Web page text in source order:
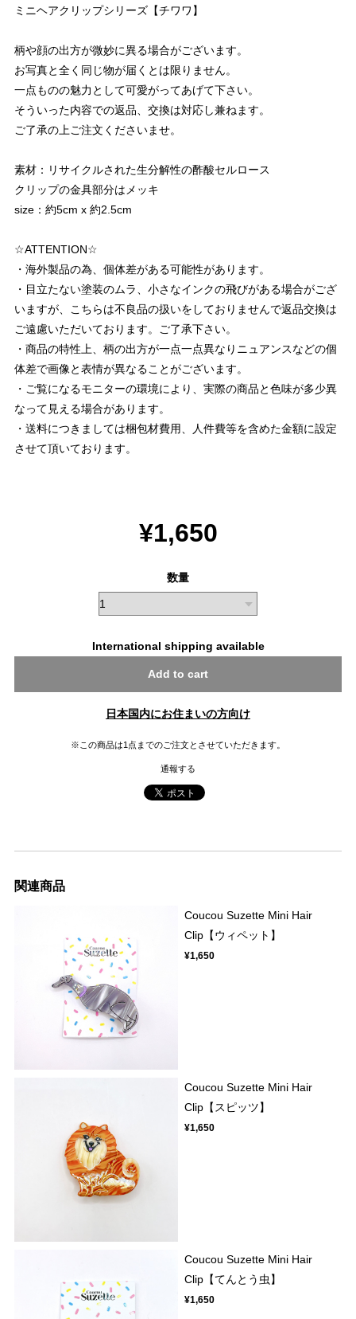
ミニヘアクリップシリーズ【チワワ】
柄や顔の出方が微妙に異る場合がございます。
お写真と全く同じ物が届くとは限りません。
一点ものの魅力として可愛がってあげて下さい。
そういった内容での返品、交換は対応し兼ねます。
ご了承の上ご注文くださいませ。
素材：リサイクルされた生分解性の酢酸セルロース
クリップの金具部分はメッキ
size：約5cm x 約2.5cm
☆ATTENTION☆
・海外製品の為、個体差がある可能性があります。
・目立たない塗装のムラ、小さなインクの飛びがある場合がござ
いますが、こちらは不良品の扱いをしておりませんで返品交換は
ご遠慮いただいております。ご了承下さい。
・商品の特性上、柄の出方が一点一点異なりニュアンスなどの個
体差で画像と表情が異なることがございます。
・ご覧になるモニターの環境により、実際の商品と色味が多少異
なって見える場合があります。
・送料につきましては梱包材費用、人件費等を含めた金額に設定
させて頂いております。
¥1,650
数量
International shipping available
Add to cart
日本国内にお住まいの方向け
※この商品は1点までのご注文とさせていただきます。
通報する
関連商品
Coucou Suzette Mini Hair
Clip【ウィペット】
¥1,650
Coucou Suzette Mini Hair
Clip【スピッツ】
¥1,650
Coucou Suzette Mini Hair
Clip【てんとう虫】
¥1,650